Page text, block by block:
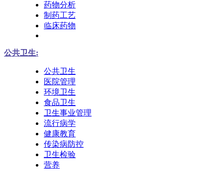
药物分析
制药工艺
临床药物
公共卫生:
公共卫生
医院管理
环境卫生
食品卫生
卫生事业管理
流行病学
健康教育
传染病防控
卫生检验
营养